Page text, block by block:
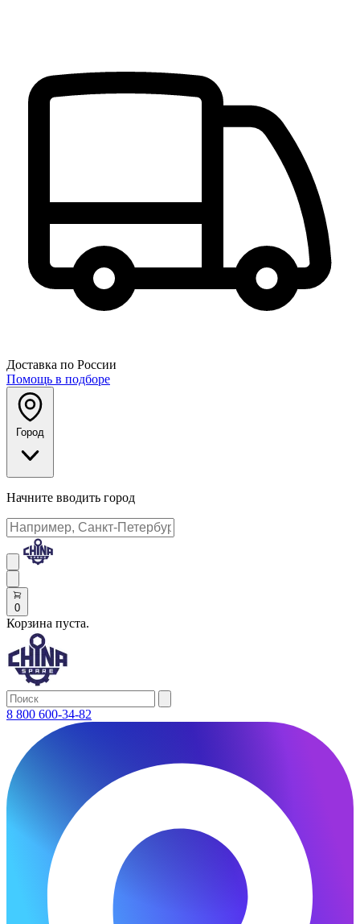
Доставка по России
Помощь в подборе
Город
Начните вводить город
0
Корзина пуста.
8 800 600-34-82